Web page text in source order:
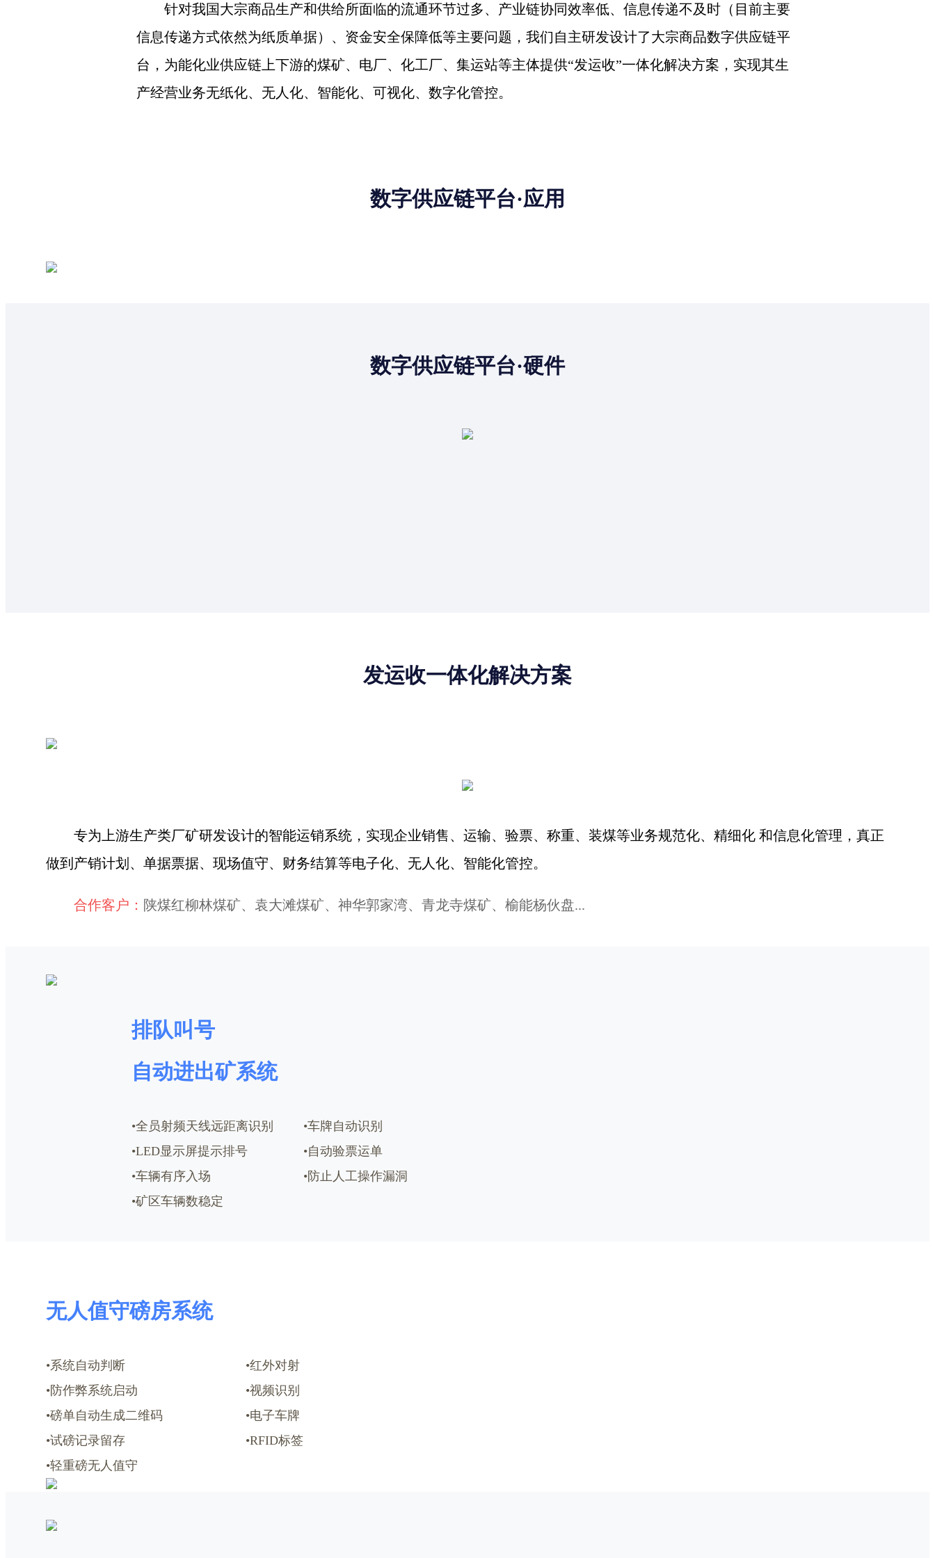
针对我国大宗商品生产和供给所面临的流通环节过多、产业链协同效率低、信息传递不及时（目前主要
信息传递方式依然为纸质单据）、资金安全保障低等主要问题，我们自主研发设计了大宗商品数字供应链平
台，为能化业供应链上下游的煤矿、电厂、化工厂、集运站等主体提供“发运收”一体化解决方案，实现其生
产经营业务无纸化、无人化、智能化、可视化、数字化管控。
数字供应链平台·应用
数字供应链平台·硬件
发运收一体化解决方案
专为上游生产类厂矿研发设计的智能运销系统，实现企业销售、运输、验票、称重、装煤等业务规范化、精细化 和信息化管理，真正
做到产销计划、单据票据、现场值守、财务结算等电子化、无人化、智能化管控。
合作客户： 陕煤红柳林煤矿、袁大滩煤矿、神华郭家湾、青龙寺煤矿、榆能杨伙盘...
排队叫号
自动进出矿系统
•全员射频天线远距离识别
•车牌自动识别
•LED显示屏提示排号
•自动验票运单
•车辆有序入场
•防止人工操作漏洞
•矿区车辆数稳定
无人值守磅房系统
•系统自动判断
•红外对射
•防作弊系统启动
•视频识别
•磅单自动生成二维码
•电子车牌
•试磅记录留存
•RFID标签
•轻重磅无人值守